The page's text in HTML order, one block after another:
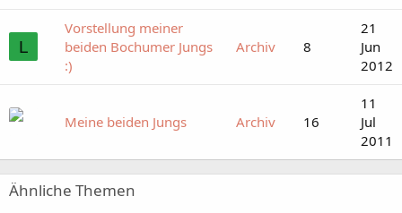
L
Vorstellung meiner
beiden Bochumer Jungs
:)
Archiv 8
21
Jun
2012
Meine beiden Jungs Archiv 16
11
Jul
2011
Ähnliche Themen